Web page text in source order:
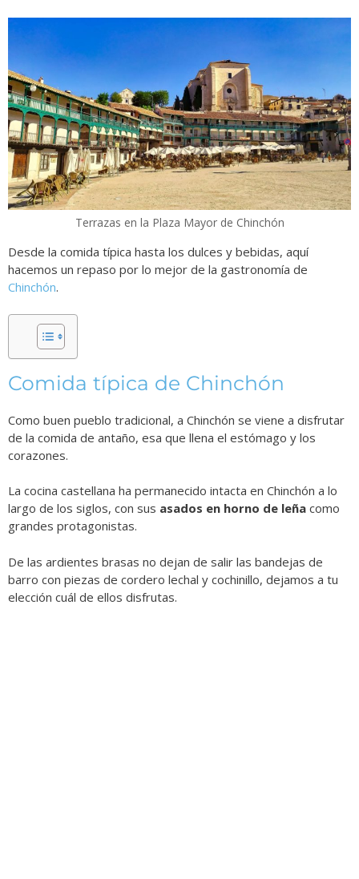
Terrazas en la Plaza Mayor de Chinchón
Desde la comida típica hasta los dulces y bebidas, aquí
hacemos un repaso por lo mejor de la gastronomía de
Chinchón.
Comida típica de Chinchón
Como buen pueblo tradicional, a Chinchón se viene a disfrutar
de la comida de antaño, esa que llena el estómago y los
corazones.
La cocina castellana ha permanecido intacta en Chinchón a lo
largo de los siglos, con sus asados en horno de leña como
grandes protagonistas.
De las ardientes brasas no dejan de salir las bandejas de
barro con piezas de cordero lechal y cochinillo, dejamos a tu
elección cuál de ellos disfrutas.